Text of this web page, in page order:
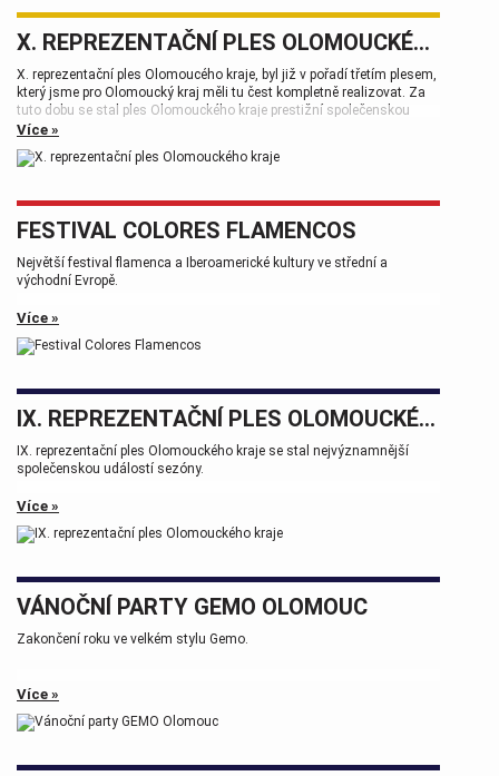
X. REPREZENTAČNÍ PLES OLOMOUCKÉHO KRAJE
X. reprezentační ples Olomoucého kraje, byl již v pořadí třetím plesem,
který jsme pro Olomoucký kraj měli tu čest kompletně realizovat. Za
tuto dobu se stal ples Olomouckého kraje prestižní společenskou
událostí, která patří k vrcholům plesové sezóny.
Více »
FESTIVAL COLORES FLAMENCOS
Největší festival flamenca a Iberoamerické kultury ve střední a
východní Evropě.
Více »
IX. REPREZENTAČNÍ PLES OLOMOUCKÉHO KRAJE
IX. reprezentační ples Olomouckého kraje se stal nejvýznamnější
společenskou událostí sezóny.
Více »
VÁNOČNÍ PARTY GEMO OLOMOUC
Zakončení roku ve velkém stylu Gemo.
Více »